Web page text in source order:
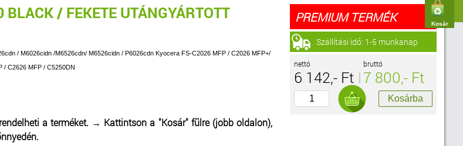
Kosár
BLACK / FEKETE UTÁNGYÁRTOTT
/ M6026cidn /M6526cdn/ M6526cidn / P6026cdn Kyocera FS-C2026 MFP / C2026 MFP+/
/ C2626 MFP / C5250DN
a terméket. → Kattintson a "Kosár" fülre (jobb oldalon),
PREMIUM TERMÉK
Szállítási idő: 1-5 munkanap
nettó
6 142,- Ft
bruttó
7 800,- Ft